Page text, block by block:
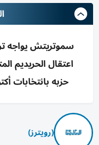
سموتريتش يواجه
اعتقال الحريديم
حزبه بانتخابات
(رويترز)